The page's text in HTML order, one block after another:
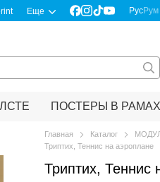
Еще РусРум
ПОСТЕРЫ В РАМАХ
Главная Каталог
Триптих, Теннис на аэроплане
Триптих, Теннис